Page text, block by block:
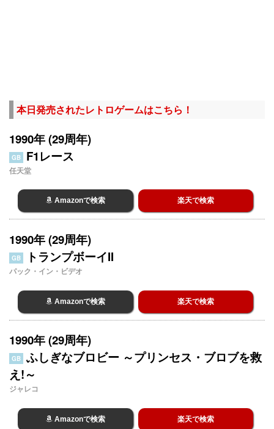
本日発売されたレトロゲームはこちら！
1990年 (29周年)
GB F1レース
任天堂
Amazonで検索 楽天で検索
1990年 (29周年)
GB トランプボーイII
パック・イン・ビデオ
Amazonで検索 楽天で検索
1990年 (29周年)
GB
ふしぎなブロビー ～プリンセス・ブロブを救
え!～
ジャレコ
Amazonで検索 楽天で検索